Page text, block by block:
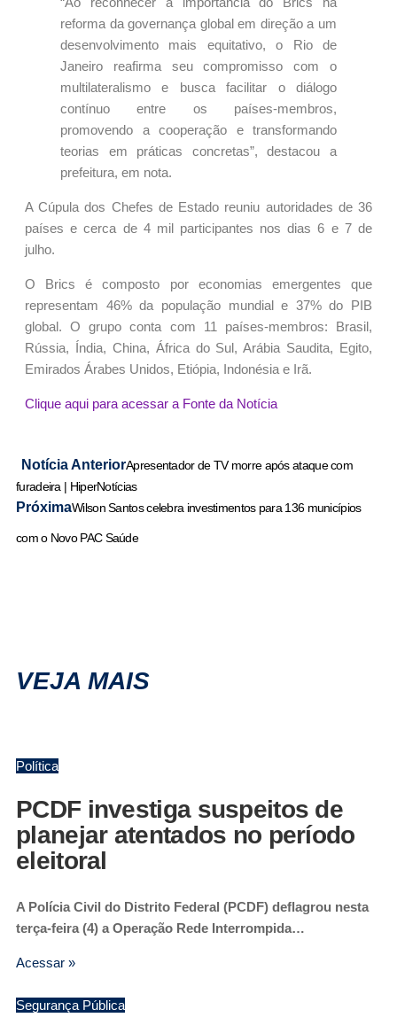
reforma da governança global em direção a um
desenvolvimento mais equitativo, o Rio de
Janeiro reafirma seu compromisso com o
multilateralismo e busca facilitar o diálogo
contínuo entre os países-membros,
promovendo a cooperação e transformando
teorias em práticas concretas”, destacou a
prefeitura, em nota.
A Cúpula dos Chefes de Estado reuniu autoridades de 36
países e cerca de 4 mil participantes nos dias 6 e 7 de
julho.
O Brics é composto por economias emergentes que
representam 46% da população mundial e 37% do PIB
global. O grupo conta com 11 países-membros: Brasil,
Rússia, Índia, China, África do Sul, Arábia Saudita, Egito,
Emirados Árabes Unidos, Etiópia, Indonésia e Irã.
Clique aqui para acessar a Fonte da Notícia
Notícia AnteriorApresentador de TV morre após ataque com
furadeira | HiperNotícias
PróximaWilson Santos celebra investimentos para 136 municípios
com o Novo PAC Saúde
VEJA MAIS
Política
PCDF investiga suspeitos de
planejar atentados no período
eleitoral
A Polícia Civil do Distrito Federal (PCDF) deflagrou nesta
terça-feira (4) a Operação Rede Interrompida…
Acessar »
Segurança Pública